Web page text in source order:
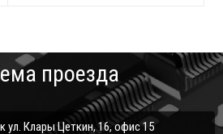
проезда
ул. Клары Цеткин, 16, офис 15